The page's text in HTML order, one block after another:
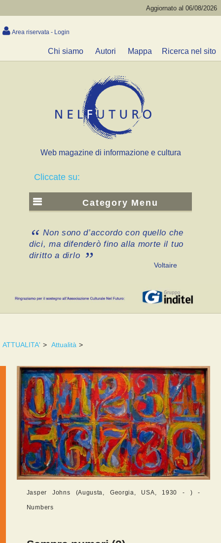
Aggiornato al 06/08/2026
Area riservata - Login
Chi siamo Autori Mappa Ricerca nel sito
Web magazine di informazione e cultura
Cliccate su:
Category Menu
Non sono d’accordo con quello che
dici, ma difenderò fino alla morte il tuo
diritto a dirlo
Voltaire
ATTUALITA' > Attualità >
Jasper Johns (Augusta, Georgia, USA, 1930 - ) -
Numbers